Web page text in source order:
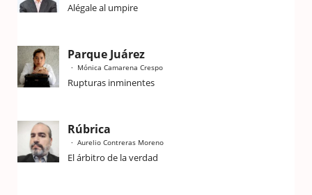
Alégale al umpire
Parque Juárez
Mónica Camarena Crespo
Rupturas inminentes
Rúbrica
Aurelio Contreras Moreno
El árbitro de la verdad